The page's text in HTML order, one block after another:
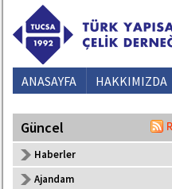
ANASAYFA HAKKIMIZDA
Güncel
Haberler
Ajandam